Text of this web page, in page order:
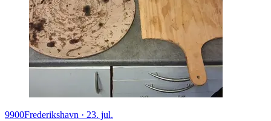
9900Frederikshavn · 23. jul.